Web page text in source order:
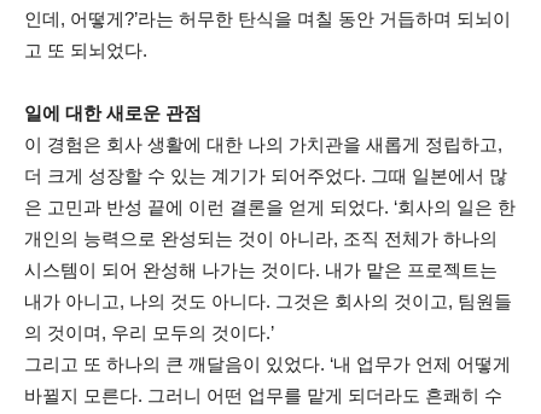
인데, 어떻게?’라는 허무한 탄식을 며칠 동안 거듭하며 되뇌이
고 또 되뇌었다.
일에 대한 새로운 관점
이 경험은 회사 생활에 대한 나의 가치관을 새롭게 정립하고,
더 크게 성장할 수 있는 계기가 되어주었다. 그때 일본에서 많
은 고민과 반성 끝에 이런 결론을 얻게 되었다. ‘회사의 일은 한
개인의 능력으로 완성되는 것이 아니라, 조직 전체가 하나의
시스템이 되어 완성해 나가는 것이다. 내가 맡은 프로젝트는
내가 아니고, 나의 것도 아니다. 그것은 회사의 것이고, 팀원들
의 것이며, 우리 모두의 것이다.’
그리고 또 하나의 큰 깨달음이 있었다. ‘내 업무가 언제 어떻게
바뀔지 모른다. 그러니 어떤 업무를 맡게 되더라도 흔쾌히 수